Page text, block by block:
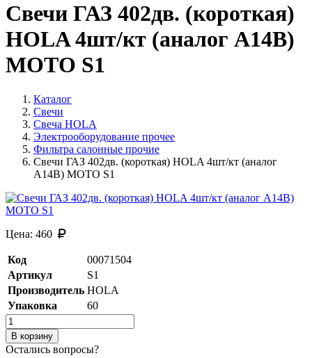
Свечи ГАЗ 402дв. (короткая)
HOLA 4шт/кт (аналог А14В)
МОТО S1
Каталог
Свечи
Свеча HOLA
Электрооборудование прочее
Фильтра салонные прочие
Свечи ГАЗ 402дв. (короткая) HOLA 4шт/кт (аналог
А14В) МОТО S1
Цена: 460
Код
00071504
Артикул
S1
Производитель HOLA
Упаковка
60
В корзину
Остались вопросы?